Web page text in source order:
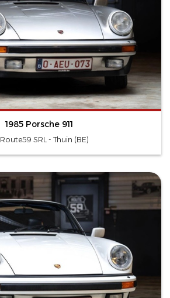
1985 Porsche 911
Route59 SRL - Thuin (BE)